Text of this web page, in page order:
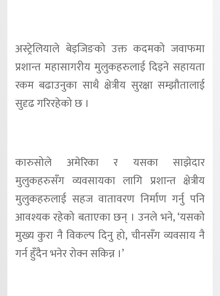
अस्ट्रेलियाले बेइजिङको उक्त कदमको जवाफमा
प्रशान्त महासागरीय मुलुकहरुलाई दिइने सहायता
रकम बढाउनुका साथै क्षेत्रीय सुरक्षा सम्झौतालाई
सुदृढ गरिरहेको छ ।
कारुसोले अमेरिका र यसका साझेदार
मुलुकहरुसँग व्यवसायका लागि प्रशान्त क्षेत्रीय
मुलुकहरुलाई सहज वातावरण निर्माण गर्नु पनि
आवश्यक रहेको बताएका छन् । उनले भने, ‘यसको
मुख्य कुरा नै विकल्प दिनु हो, चीनसँग व्यवसाय नै
गर्न हुँदैन भनेर रोक्न सकिन्न ।’